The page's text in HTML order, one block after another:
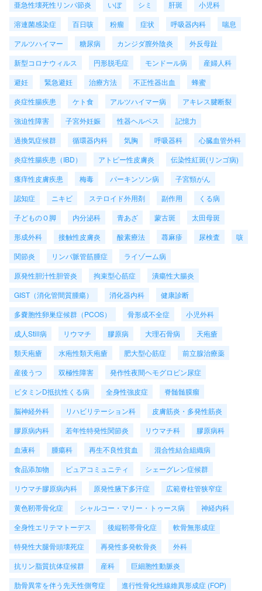
亜急性壊死性リンパ節炎 いぼ シミ 肝斑
小児科
溶連菌感染症
百日咳 粉瘤 症状 呼吸器内科
喘息
アルツハイマー
糖尿病 カンジダ膣外陰炎
外反母趾
新型コロナウィルス
円形脱毛症 モンドール病
産婦人科
避妊
緊急避妊 治療方法 不正性器出血
蜂蜜
炎症性腸疾患
ケト食 アルツハイマー病
アキレス腱断裂
強迫性障害
子宮外妊娠 性器ヘルペス
記憶力
過換気症候群
循環器内科 気胸 呼吸器科
心臓血管外科
炎症性腸疾患（IBD）
アトピー性皮膚炎
伝染性紅斑(リンゴ病)
瘙痒性皮膚疾患
梅毒 パーキンソン病
子宮頸がん
認知症
ニキビ ステロイド外用剤 副作用
くる病
子どものＯ脚
内分泌科 青あざ 蒙古斑
太田母斑
形成外科
接触性皮膚炎 酸素療法 蕁麻疹 尿検査
咳
関節炎
リンパ脈管筋腫症
ライゾーム病
原発性胆汁性胆管炎
拘束型心筋症
潰瘍性大腸炎
GIST（消化管間質腫瘍）
消化器内科
健康診断
多嚢胞性卵巣症候群（PCOS）
骨形成不全症
小児外科
成人Still病
リウマチ 膠原病 大理石骨病
天疱瘡
類天疱瘡
水疱性類天疱瘡 肥大型心筋症
前立腺治療薬
産後うつ
双極性障害
発作性夜間ヘモグロビン尿症
ビタミンD抵抗性くる病
全身性強皮症
脊髄髄膜瘤
脳神経外科
リハビリテーション科
皮膚筋炎・多発性筋炎
膠原病内科
若年性特発性関節炎 リウマチ科
膠原病科
血液科
腫瘍科 再生不良性貧血
混合性結合組織病
食品添加物
ピュアコミュニティ
シェーグレン症候群
リウマチ膠原病内科
原発性腋下多汗症
広範脊柱管狭窄症
黄色靭帯骨化症
シャルコー・マリー・トゥース病
神経内科
全身性エリテマトーデス
後縦靭帯骨化症
軟骨無形成症
特発性大腿骨頭壊死症
再発性多発軟骨炎
外科
抗リン脂質抗体症候群
産科
巨細胞性動脈炎
肋骨異常を伴う先天性側弯症
進行性骨化性線維異形成症 (FOP)